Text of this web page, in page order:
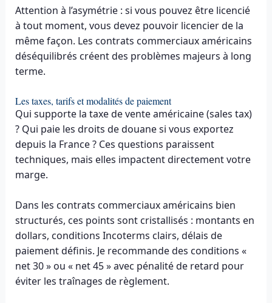
Attention à l’asymétrie : si vous pouvez être licencié
à tout moment, vous devez pouvoir licencier de la
même façon. Les contrats commerciaux américains
déséquilibrés créent des problèmes majeurs à long
terme.
Les taxes, tarifs et modalités de paiement
Qui supporte la taxe de vente américaine (sales tax)
? Qui paie les droits de douane si vous exportez
depuis la France ? Ces questions paraissent
techniques, mais elles impactent directement votre
marge.
Dans les contrats commerciaux américains bien
structurés, ces points sont cristallisés : montants en
dollars, conditions Incoterms clairs, délais de
paiement définis. Je recommande des conditions «
net 30 » ou « net 45 » avec pénalité de retard pour
éviter les traînages de règlement.